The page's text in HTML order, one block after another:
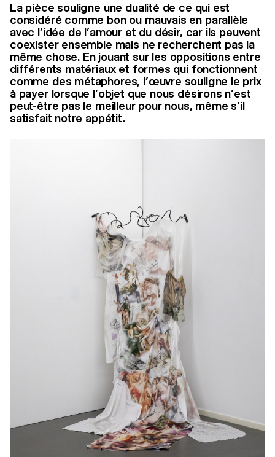
La pièce souligne une dualité de ce qui est
considéré comme bon ou mauvais en parallèle
avec l’idée de l’amour et du désir, car ils peuvent
coexister ensemble mais ne recherchent pas la
même chose. En jouant sur les oppositions entre
différents matériaux et formes qui fonctionnent
comme des métaphores, l’œuvre souligne le prix
à payer lorsque l’objet que nous désirons n’est
peut-être pas le meilleur pour nous, même s’il
satisfait notre appétit.